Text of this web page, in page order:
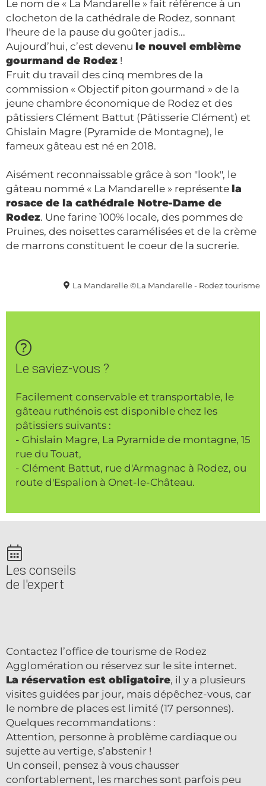
Le nom de « La Mandarelle » fait référence à un
clocheton de la cathédrale de Rodez, sonnant
l'heure de la pause du goûter jadis...
Aujourd’hui, c’est devenu le nouvel emblème
gourmand de Rodez !
Fruit du travail des cinq membres de la
commission « Objectif piton gourmand » de la
jeune chambre économique de Rodez et des
pâtissiers Clément Battut (Pâtisserie Clément) et
Ghislain Magre (Pyramide de Montagne), le
fameux gâteau est né en 2018.
Aisément reconnaissable grâce à son "look", le
gâteau nommé « La Mandarelle » représente la
rosace de la cathédrale Notre-Dame de
Rodez. Une farine 100% locale, des pommes de
Pruines, des noisettes caramélisées et de la crème
de marrons constituent le coeur de la sucrerie.
La Mandarelle ©La Mandarelle - Rodez tourisme
Le saviez-vous ?
Facilement conservable et transportable, le
gâteau ruthénois est disponible chez les
pâtissiers suivants :
- Ghislain Magre, La Pyramide de montagne, 15
rue du Touat,
- Clément Battut, rue d'Armagnac à Rodez, ou
route d'Espalion à Onet-le-Château.
Les conseils
de l'expert
Contactez l’office de tourisme de Rodez
Agglomération ou réservez sur le site internet.
La réservation est obligatoire, il y a plusieurs
visites guidées par jour, mais dépêchez-vous, car
le nombre de places est limité (17 personnes).
Quelques recommandations :
Attention, personne à problème cardiaque ou
sujette au vertige, s’abstenir !
Un conseil, pensez à vous chausser
confortablement, les marches sont parfois peu